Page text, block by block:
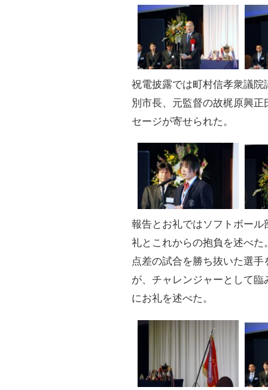
祝電披露では町村信孝衆議
別市長、元監督の故梶原興
セージが寄せられた。
報告とお礼ではソフトボー
礼とこれからの抱負を述べ
点差の試合を勝ち抜いた選
が、チャレンジャーとして
にお礼を述べた。